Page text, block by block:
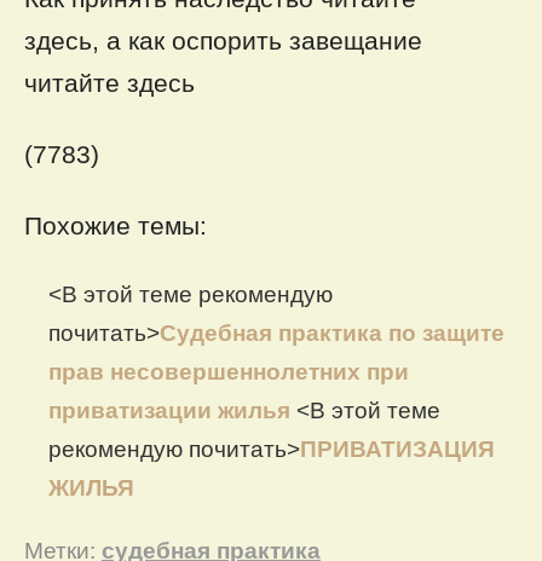
здесь, а как оспорить завещание
читайте здесь
(7783)
Похожие темы:
<В этой теме рекомендую
почитать>Судебная практика по защите
прав несовершеннолетних при
приватизации жилья <В этой теме
рекомендую почитать>ПРИВАТИЗАЦИЯ
ЖИЛЬЯ
Метки: судебная практика